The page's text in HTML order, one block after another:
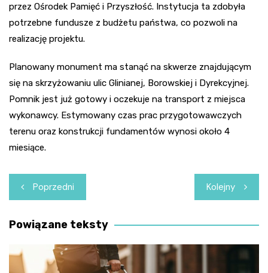
przez Ośrodek Pamięć i Przyszłość. Instytucja ta zdobyła
potrzebne fundusze z budżetu państwa, co pozwoli na
realizację projektu.
Planowany monument ma stanąć na skwerze znajdującym
się na skrzyżowaniu ulic Glinianej, Borowskiej i Dyrekcyjnej.
Pomnik jest już gotowy i oczekuje na transport z miejsca
wykonawcy. Estymowany czas prac przygotowawczych
terenu oraz konstrukcji fundamentów wynosi około 4
miesiące.
Nawigacja
wpisu
Poprzedni Kolejny
Powiązane teksty